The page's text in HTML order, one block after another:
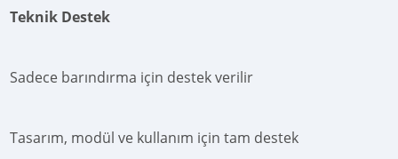
Teknik Destek
Sadece barındırma için destek verilir
Tasarım, modül ve kullanım için tam destek